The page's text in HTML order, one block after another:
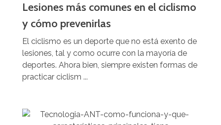
Lesiones más comunes en el ciclismo
y cómo prevenirlas
El ciclismo es un deporte que no está exento de
lesiones, tal y como ocurre con la mayoría de
deportes. Ahora bien, siempre existen formas de
practicar ciclism ...